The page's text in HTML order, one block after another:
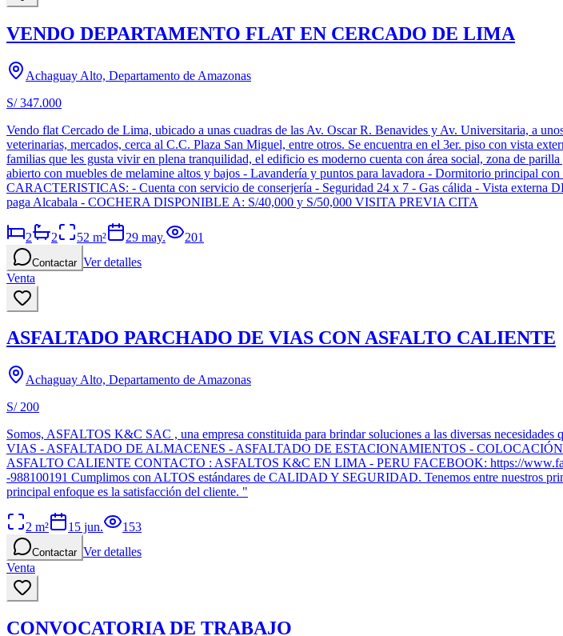
VENDO DEPARTAMENTO FLAT EN CERCADO DE LIMA
Achaguay Alto, Departamento de Amazonas
S/ 347.000
Vendo flat Cercado de Lima, ubicado a unas cuadras de las Av. Oscar R. Benavides y Av. Universitaria, a
veterinarias, mercados, cerca al C.C. Plaza San Miguel, entre otros. Se encuentra en el 3er. piso con vista
familias que les gusta vivir en plena tranquilidad, el edificio es moderno cuenta con área social, zona de
abierto con muebles de melamine altos y bajos - Lavandería y puntos para lavadora - Dormitorio principal
CARACTERISTICAS: - Cuenta con servicio de conserjería - Seguridad 24 x 7 - Gas cálida - Vista
paga Alcabala - COCHERA DISPONIBLE A: S/40,000 y S/50,000 VISITA PREVIA CITA
2 2 52 m² 29 may. 201
Contactar Ver detalles
Venta
ASFALTADO PARCHADO DE VIAS CON ASFALTO CALIENTE
Achaguay Alto, Departamento de Amazonas
S/ 200
Somos, ASFALTOS K&C SAC , una empresa constituida para brindar soluciones a las diversas
VIAS - ASFALTADO DE ALMACENES - ASFALTADO DE ESTACIONAMIENTOS -
ASFALTO CALIENTE CONTACTO : ASFALTOS K&C EN LIMA - PERU FACEBOOK: https://
-988100191 Cumplimos con ALTOS estándares de CALIDAD Y SEGURIDAD. Tenemos entre nuestros
principal enfoque es la satisfacción del cliente. "
2 m² 15 jun. 153
Contactar Ver detalles
Venta
CONVOCATORIA DE TRABAJO